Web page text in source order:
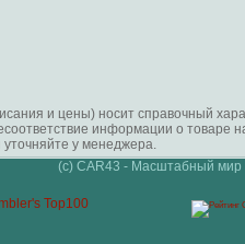
и цены) носит справочный
информации о
уточняйте у менеджера.
(c) CAR43 - Масштабный мир